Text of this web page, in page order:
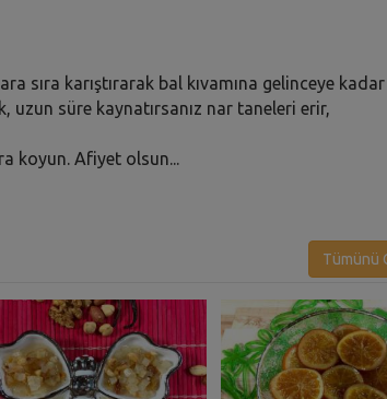
sıra karıştırarak bal kıvamına gelinceye kadar
uzun süre kaynatırsanız nar taneleri erir,
koyun. Afiyet olsun...
Tümünü